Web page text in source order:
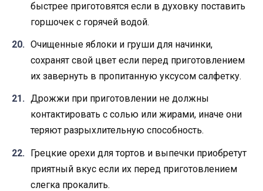
быстрее приготовятся если в духовку поставить
горшочек с горячей водой.
Очищенные яблоки и груши для начинки,
сохранят свой цвет если перед приготовлением
их завернуть в пропитанную уксусом салфетку.
Дрожжи при приготовлении не должны
контактировать с солью или жирами, иначе они
теряют разрыхлительную способность.
Грецкие орехи для тортов и выпечки приобретут
приятный вкус если их перед приготовлением
слегка прокалить.